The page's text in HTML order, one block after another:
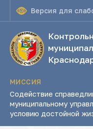
Версия для
МИССИЯ
Содействие
муниципальному
условию достойной